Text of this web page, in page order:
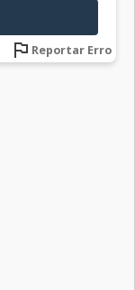
Reportar Erro